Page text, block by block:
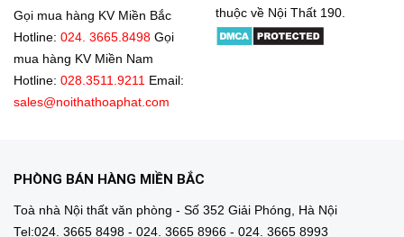
Gọi mua hàng KV Miền Bắc
Hotline: 024. 3665.8498 Gọi
mua hàng KV Miền Nam
Hotline: 028.3511.9211 Email:
sales@noithathoaphat.com
thuộc về Nội Thất 190.
PHÒNG BÁN HÀNG MIỀN BẮC
Toà nhà Nội thất văn phòng - Số 352 Giải Phóng, Hà Nội
Tel:024. 3665 8498 - 024. 3665 8966 - 024. 3665 8993